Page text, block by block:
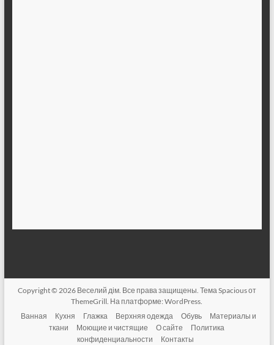
Copyright © 2026 Веселий дім. Все права защищены. ТемаSpaciousот
ThemeGrill. На платформе:WordPress.
Ванная
Кухня Глажка Верхняя одежда Обувь
Материалы и
ткани
Моющие и чистящие О сайте
Политика
конфиденциальности
Контакты